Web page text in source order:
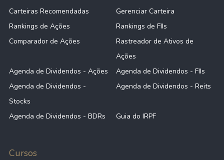
Carteiras Recomendadas
Gerenciar Carteira
Rankings de Ações
Rankings de FIIs
Comparador de Ações
Rastreador de Ativos de
Ações
Agenda de Dividendos - Ações
Agenda de Dividendos - FIIs
Agenda de Dividendos -
Stocks
Agenda de Dividendos - Reits
Agenda de Dividendos - BDRs Guia do IRPF
Cursos